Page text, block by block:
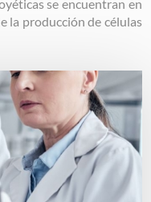
se encuentran en
la producción de células